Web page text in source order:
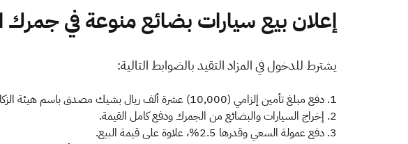
بحث
اقتراحات
الزكاة الجمارك ضريبة القيمة المضافة
إعلان بيع سيارات بضائع منوعة في
​​​يشترط للدخول في المزاد التقيد بالضوابط التالية:
1. دفع مبلغ تأمين إلزامي (10,000) عشرة ألف ريال بشيك مصدق باسم هيئة الزكاة والضريبة والجمارك.
2. إخراج السيارات والبضائع من الجمرك ودفع كامل القيمة.
3. دفع عمولة السعي وقدرها 2.5%، علاوة على قيمة البيع.